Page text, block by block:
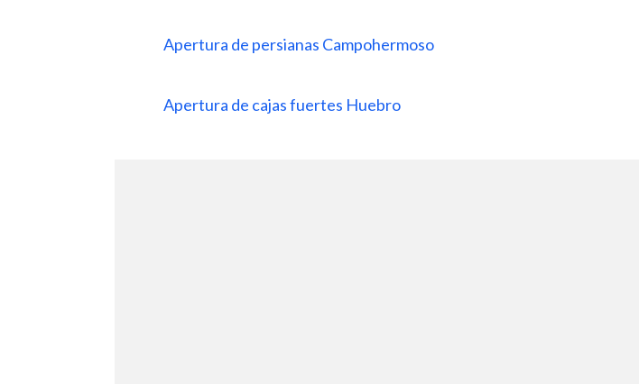
Apertura de persianas Campohermoso
Apertura de cajas fuertes Huebro